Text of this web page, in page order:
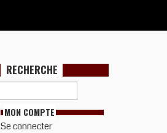
RECHERCHE
MON COMPTE
Se connecter